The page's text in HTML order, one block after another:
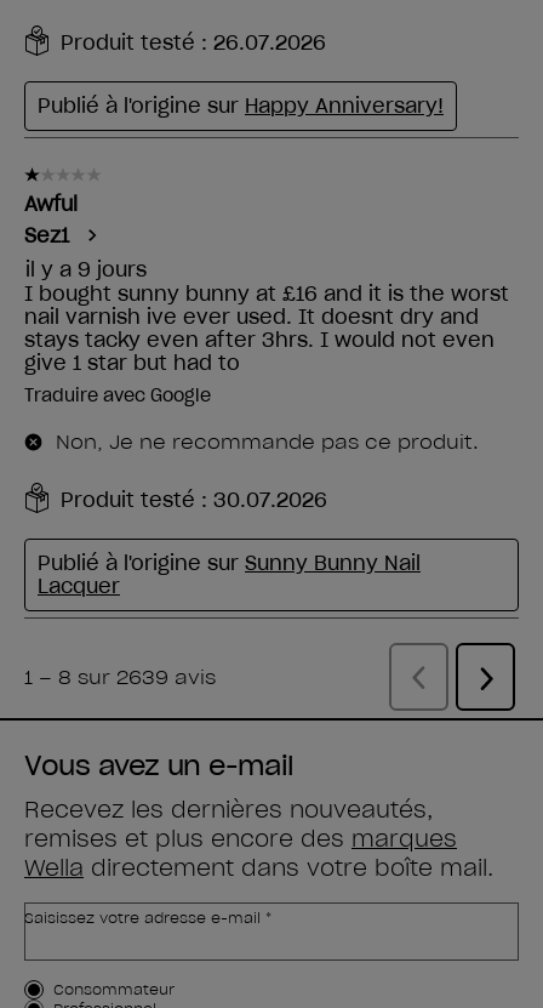
Vous avez un e-mail
Recevez les dernières nouveautés,
remises et plus encore des marques
Wella directement dans votre boîte mail.
Saisissez votre adresse e-mail *
Type de client
Consommateur